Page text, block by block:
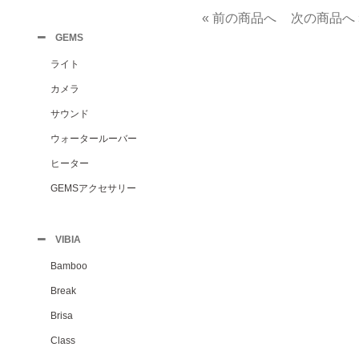
GEMS
ライト
カメラ
サウンド
ウォータールーバー
ヒーター
GEMSアクセサリー
VIBIA
Bamboo
Break
Brisa
Class
« 前の商品へ 次の商品へ